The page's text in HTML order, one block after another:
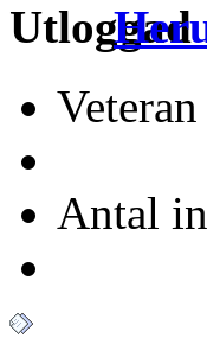
Veteran
Antal